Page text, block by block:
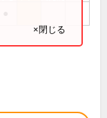
×閉じる